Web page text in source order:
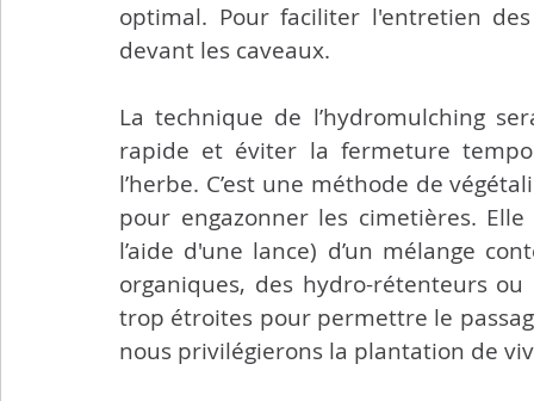
optimal. Pour faciliter l'entretien
devant les caveaux.
La technique de l’hydromulching
rapide et éviter la fermeture
l’herbe. C’est une méthode de
pour engazonner les cimetières.
l’aide d'une lance) d’un mélange
organiques, des hydro-rétenteurs
trop étroites pour permettre le
nous privilégierons la plantation de